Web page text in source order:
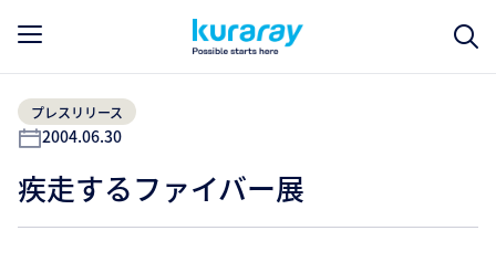
プレスリリース
2004.06.30
疾走するファイバー展